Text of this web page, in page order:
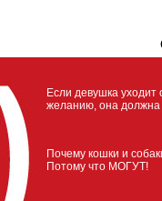
Если девушка уходит
желанию, она
Почему кошки и
Потому что МОГУТ!